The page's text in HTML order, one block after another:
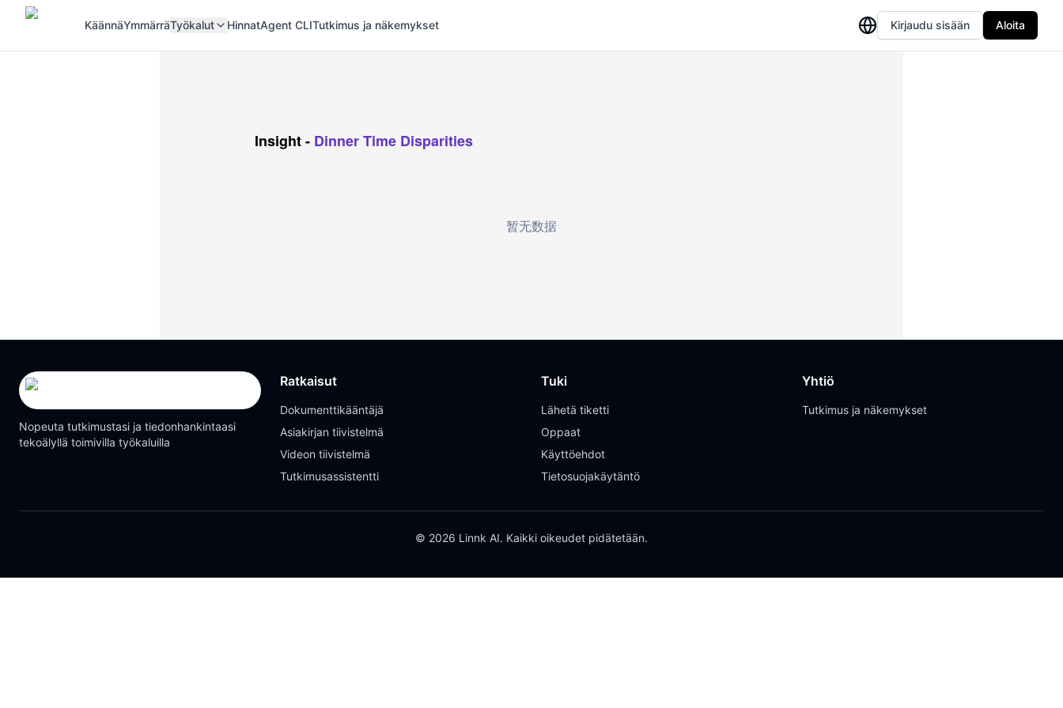
KäännäYmmärräTyökalut HinnatAgent CLITutkimus ja näkemykset Kirjaudu sisään Aloita
Insight- Dinner Time Disparities
暂无数据
Nopeuta tutkimustasi ja tiedonhankintaasi
tekoälyllä toimivilla työkaluilla
Ratkaisut
Dokumenttikääntäjä
Asiakirjan tiivistelmä
Videon tiivistelmä
Tutkimusassistentti
Tuki
Lähetä tiketti
Oppaat
Käyttöehdot
Tietosuojakäytäntö
Yhtiö
Tutkimus ja näkemykset
© 2026 Linnk AI. Kaikki oikeudet pidätetään.